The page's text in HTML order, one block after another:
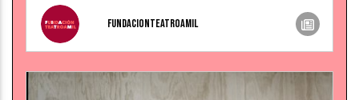
fundacionteatroamil